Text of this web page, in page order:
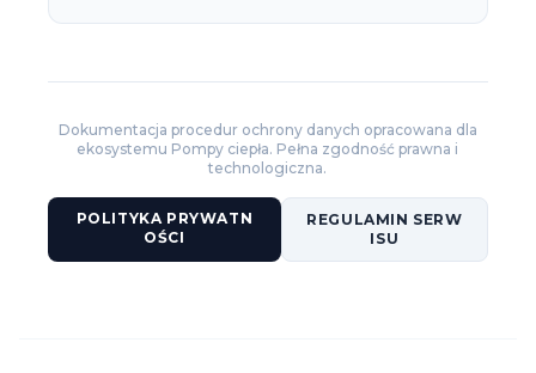
Dokumentacja procedur ochrony danych opracowana dla
ekosystemu Pompy ciepła. Pełna zgodność prawna i
technologiczna.
POLITYKA PRYWATN
OŚCI
REGULAMIN SERW
ISU